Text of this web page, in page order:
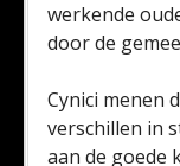
werkende
door de
Cynici menen
verschillen in
aan de goede